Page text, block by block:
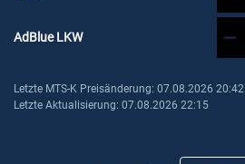
AdBlue LKW
Letzte MTS-K Preisänderung: 07.08.2026 20:42
Letzte Aktualisierung: 07.08.2026 22:15